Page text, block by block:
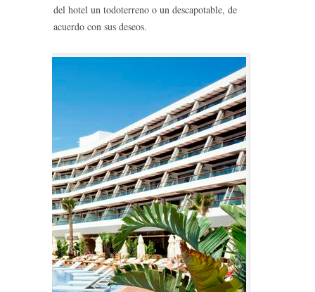
del hotel un todoterreno o un descapotable, de
acuerdo con sus deseos.